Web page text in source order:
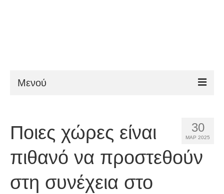
Μενού
Απαιτήσεις
FAQ
Βοήθεια
30
ΜΑΡ 2025
Ποιες χώρες είναι
πιθανό να προστεθούν
στη συνέχεια στο